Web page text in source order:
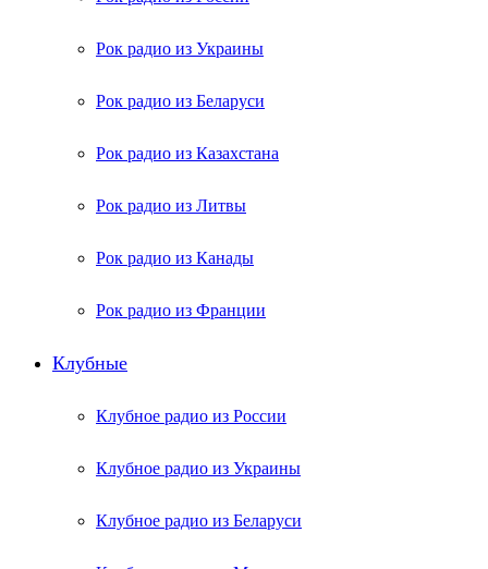
Рок радио из Украины
Рок радио из Беларуси
Рок радио из Казахстана
Рок радио из Литвы
Рок радио из Канады
Рок радио из Франции
Клубные
Клубное радио из России
Клубное радио из Украины
Клубное радио из Беларуси